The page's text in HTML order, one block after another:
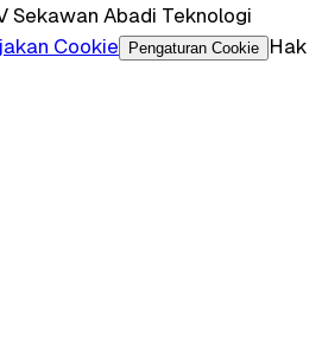
Sekawan Abadi Teknologi
Cookie Pengaturan Cookie
Hak